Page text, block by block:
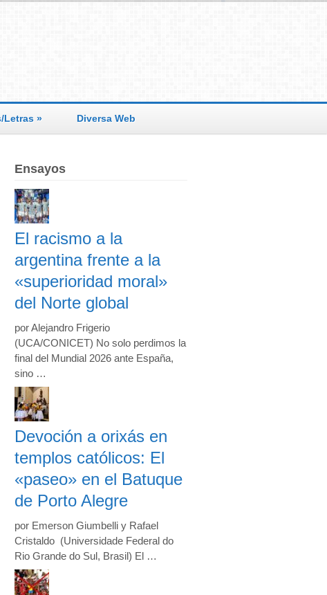
Letras » Diversa Web
Ensayos
El racismo a la
argentina frente a la
«superioridad moral»
del Norte global
por Alejandro Frigerio
(UCA/CONICET) No solo perdimos la
final del Mundial 2026 ante España,
sino …
Devoción a orixás en
templos católicos: El
«paseo» en el Batuque
de Porto Alegre
por Emerson Giumbelli y Rafael
Cristaldo (Universidade Federal do
Rio Grande do Sul, Brasil) El …